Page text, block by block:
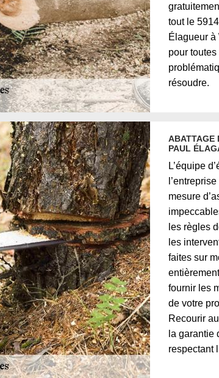
tout le
Élagueur à
pour
résoudre.
ABATTAGE
PAUL
L’équipe
mesure
les règles
les
faites sur
fournir les
de votre
Recourir
la garantie
respectant